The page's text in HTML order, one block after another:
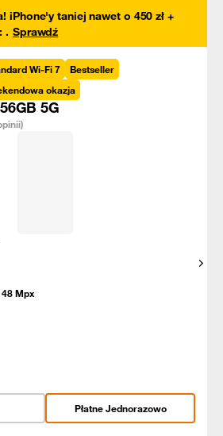
iPhone'y taniej nawet o 450 zł +
: . Sprawdź
Wi-Fi 7
Bestseller
okazja
5G
Mpx
Płatne Jednorazowo